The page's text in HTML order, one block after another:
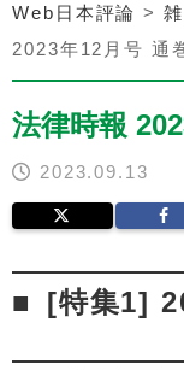
Web日本評論 >
2023年12月号 通
法律時報
2023.09.13
[特集1]